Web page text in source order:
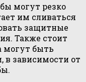
могут резко
им сливаться
защитные
Также стоит
могут быть
зависимости от